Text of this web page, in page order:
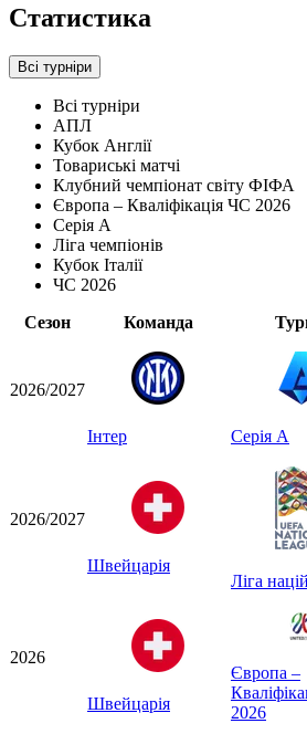
Статистика
Всі турніри
Всі турніри
АПЛ
Кубок Англії
Товариські матчі
Клубний чемпіонат світу ФІФА
Європа – Кваліфікація ЧС 2026
Серія А
Ліга чемпіонів
Кубок Італії
ЧС 2026
Сезон
Команда
2026/2027
Інтер Серія А
2026/2027
Швейцарія
Ліга націй
2026
Швейцарія
Європа –
2026